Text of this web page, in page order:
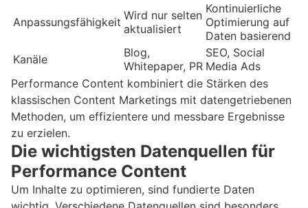
Anpassungsfähigkeit Wird nur selten
aktualisiert
Kontinuierliche
Optimierung auf
Daten basierend
Kanäle
Blog,
Whitepaper, PR
SEO, Social
Media Ads
Performance Content kombiniert die Stärken des
klassischen Content Marketings mit datengetriebenen
Methoden, um effizientere und messbare Ergebnisse
zu erzielen.
Die wichtigsten Datenquellen für
Performance Content
Um Inhalte zu optimieren, sind fundierte Daten